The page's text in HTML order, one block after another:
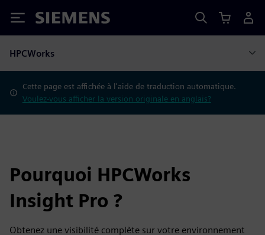
Siemens
HPCWorks
Cette page est affichée à l'aide de traduction automatique.
Voulez-vous afficher la version originale en anglais?
Pourquoi HPCWorks
Insight Pro ?
Obtenez une visibilité complète sur votre environnement